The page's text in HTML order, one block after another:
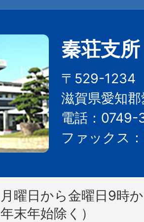
秦荘支所
〒529-
滋賀県愛知
電話：0749-
ファックス
月曜日から金曜日9時
年末年始除く）